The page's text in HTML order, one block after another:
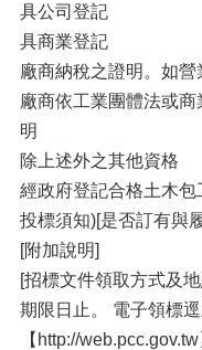
具公司登記
具商業登記
廠商納稅之證明。如營
廠商依工業團體法或
明
除上述外之其他資格
經政府登記合格土木
投標須知)[是否訂有與
[附加說明]
[招標文件領取方式及
期限日止。 電子領標
【http://